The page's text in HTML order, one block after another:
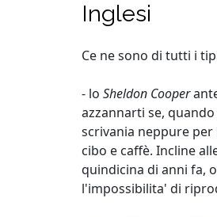
Inglesi
Ce ne sono di tutti i
- lo Sheldon Cooper
azzannarti se,
scrivania neppure
cibo e caffè. Incline
quindicina di anni fa,
l'impossibilita' di